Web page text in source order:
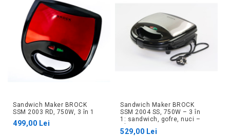
Sandwich Maker BROCK
SSM 2003 RD, 750W, 3 în 1
499,00 Lei
Sandwich Maker BROCK
SSM 2004 SS, 750W – 3 în
1: sandwich, gofre, nuci –
529,00 Lei